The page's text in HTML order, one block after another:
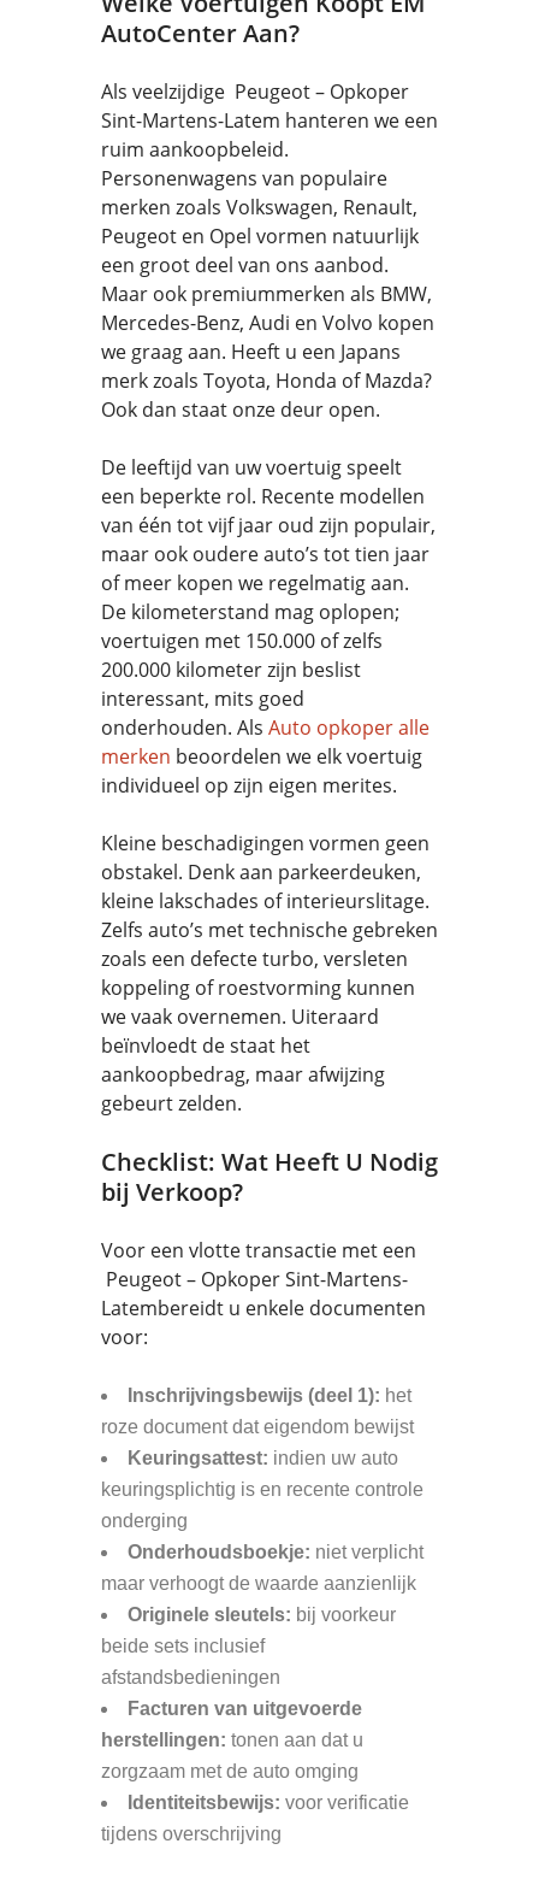
AutoCenter Aan?
Als veelzijdige Peugeot – Opkoper
Sint-Martens-Latem hanteren we een
ruim aankoopbeleid.
Personenwagens van populaire
merken zoals Volkswagen, Renault,
Peugeot en Opel vormen natuurlijk
een groot deel van ons aanbod.
Maar ook premiummerken als BMW,
Mercedes-Benz, Audi en Volvo kopen
we graag aan. Heeft u een Japans
merk zoals Toyota, Honda of Mazda?
Ook dan staat onze deur open.
De leeftijd van uw voertuig speelt
een beperkte rol. Recente modellen
van één tot vijf jaar oud zijn populair,
maar ook oudere auto’s tot tien jaar
of meer kopen we regelmatig aan.
De kilometerstand mag oplopen;
voertuigen met 150.000 of zelfs
200.000 kilometer zijn beslist
interessant, mits goed
onderhouden. Als Auto opkoper alle
merken beoordelen we elk voertuig
individueel op zijn eigen merites.
Kleine beschadigingen vormen geen
obstakel. Denk aan parkeerdeuken,
kleine lakschades of interieurslitage.
Zelfs auto’s met technische gebreken
zoals een defecte turbo, versleten
koppeling of roestvorming kunnen
we vaak overnemen. Uiteraard
beïnvloedt de staat het
aankoopbedrag, maar afwijzing
gebeurt zelden.
Checklist: Wat Heeft U Nodig
bij Verkoop?
Voor een vlotte transactie met een
Peugeot – Opkoper Sint-Martens-
Latembereidt u enkele documenten
voor:
Inschrijvingsbewijs (deel 1): het
roze document dat eigendom bewijst
Keuringsattest: indien uw auto
keuringsplichtig is en recente controle
onderging
Onderhoudsboekje: niet verplicht
maar verhoogt de waarde aanzienlijk
Originele sleutels: bij voorkeur
beide sets inclusief
afstandsbedieningen
Facturen van uitgevoerde
herstellingen: tonen aan dat u
zorgzaam met de auto omging
Identiteitsbewijs: voor verificatie
tijdens overschrijving